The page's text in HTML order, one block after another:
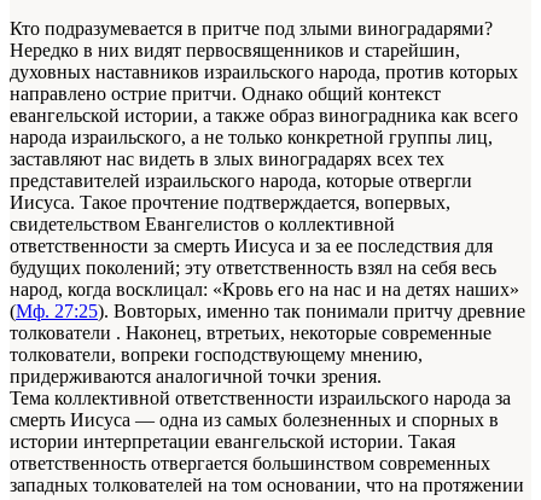
Кто подразумевается в притче под злыми виноградарями?
Нередко в них видят первосвященников и старейшин,
духовных наставников израильского народа, против которых
направлено острие притчи. Однако общий контекст
евангельской истории, а также образ виноградника как всего
народа израильского, а не только конкретной группы лиц,
заставляют нас видеть в злых виноградарях всех тех
представителей израильского народа, которые отвергли
Иисуса. Такое прочтение подтверждается, вопервых,
свидетельством Евангелистов о коллективной
ответственности за смерть Иисуса и за ее последствия для
будущих поколений; эту ответственность взял на себя весь
народ, когда восклицал: «Кровь его на нас и на детях наших»
(Мф. 27:25). Вовторых, именно так понимали притчу древние
толкователи . Наконец, втретьих, некоторые современные
толкователи, вопреки господствующему мнению,
придерживаются аналогичной точки зрения.
Тема коллективной ответственности израильского народа за
смерть Иисуса — одна из самых болезненных и спорных в
истории интерпретации евангельской истории. Такая
ответственность отвергается большинством современных
западных толкователей на том основании, что на протяжении